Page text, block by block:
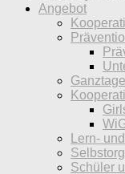
Angebot
Lern-
Schüler